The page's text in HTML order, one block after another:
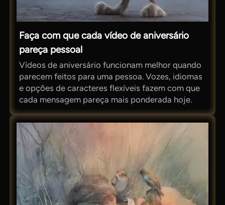
Faça com que cada vídeo de aniversário
pareça pessoal
Vídeos de aniversário funcionam melhor quando
parecem feitos para uma pessoa. Vozes, idiomas
e opções de caracteres flexíveis fazem com que
cada mensagem pareça mais ponderada hoje.